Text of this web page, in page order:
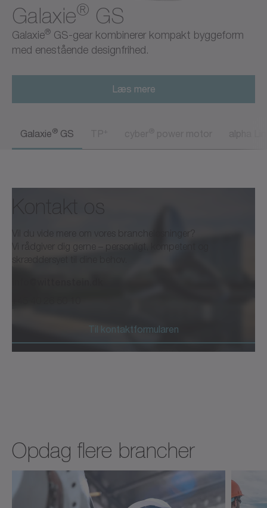
Galaxie® GS
Galaxie® GS-gear kombinerer kompakt byggeform
med enestående designfrihed.
Læs mere
Galaxie® GS
Vi rådgiver dig gerne – personligt, kompetent og
Til kontaktformularen
Opdag flere brancher